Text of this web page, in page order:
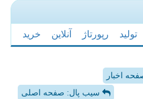
تولید رپورتاژ آنلاین خرید
اخبار
سیب پال: صفحه اصلی